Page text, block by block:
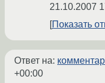
21.10.2007
Показать
Ответ на:
+00:00